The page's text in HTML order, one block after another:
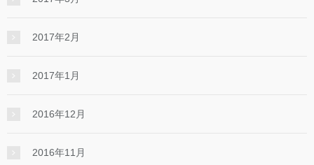
2017年2月
2017年1月
2016年12月
2016年11月